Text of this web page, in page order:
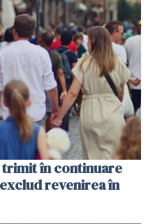
în continuare
revenirea în